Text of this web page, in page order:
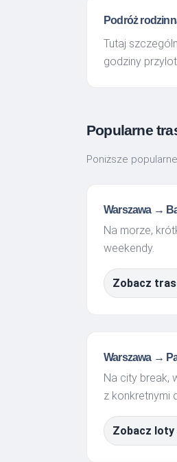
Podróż
Tutaj
godziny
Popularne
Poniższe
Warszawa →
Na morze,
weekendy.
Zobacz
Warszawa →
Na city break,
z konkretnymi
Zobacz